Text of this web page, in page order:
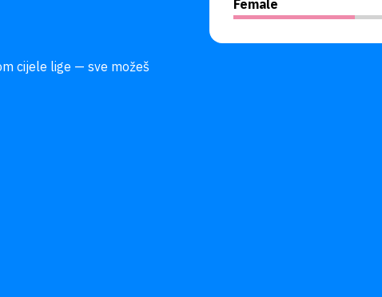
cijele lige — sve možeš
Female